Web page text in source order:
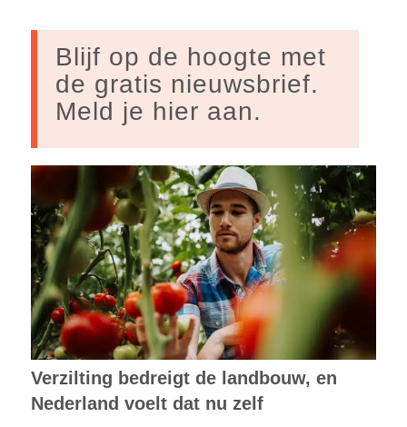
Blijf op de hoogte met
de gratis nieuwsbrief.
Meld je hier aan.
Verzilting bedreigt de landbouw, en
Nederland voelt dat nu zelf